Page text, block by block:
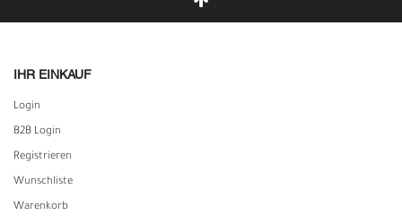
IHR EINKAUF
Login
B2B Login
Registrieren
Wunschliste
Warenkorb